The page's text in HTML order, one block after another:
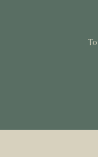
住宅へ
素材の温もりと快
りの流れ